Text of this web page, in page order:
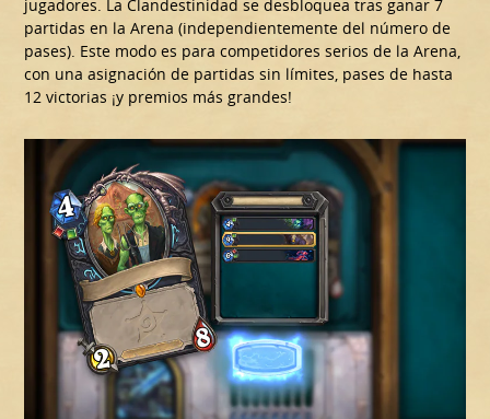
jugadores. La Clandestinidad se desbloquea tras ganar 7
partidas en la Arena (independientemente del número de
pases). Este modo es para competidores serios de la Arena,
con una asignación de partidas sin límites, pases de hasta
12 victorias ¡y premios más grandes!